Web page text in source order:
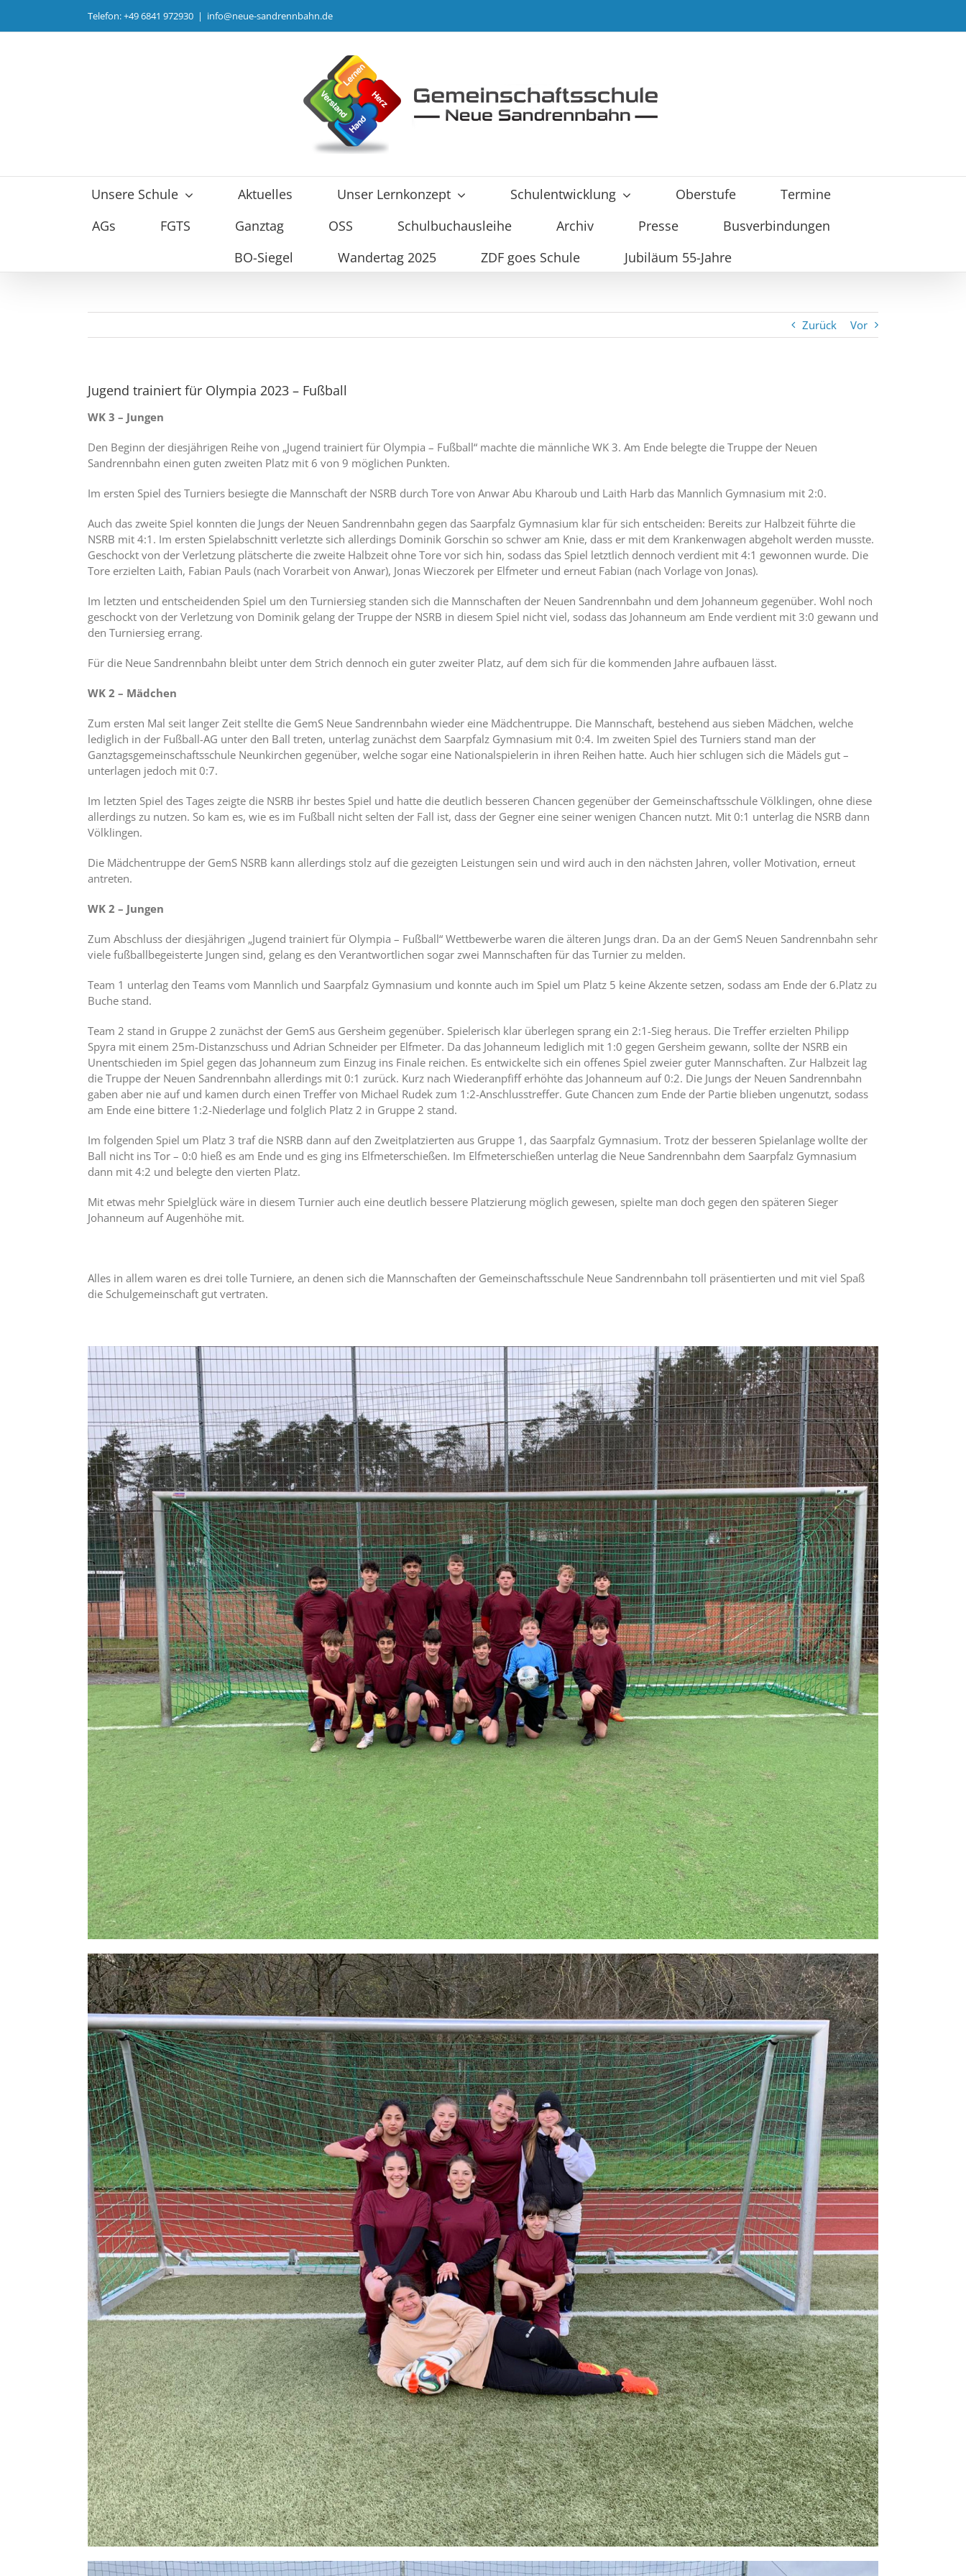
Telefon: +49 6841 972930 | info@neue-sandrennbahn.de
Unsere Schule Aktuelles Unser Lernkonzept Schulentwicklung Oberstufe
Termine
AGs
FGTS Ganztag OSS Schulbuchausleihe Archiv Presse
Busverbindungen
BO-Siegel
Wandertag 2025 ZDF goes Schule Jubiläum 55-Jahre
Zurück Vor
Jugend trainiert für Olympia 2023 – Fußball
WK 3 – Jungen
Den Beginn der diesjährigen Reihe von „Jugend trainiert für Olympia – Fußball“ machte die männliche WK 3. Am Ende belegte die Truppe der Neuen
Sandrennbahn einen guten zweiten Platz mit 6 von 9 möglichen Punkten.
Im ersten Spiel des Turniers besiegte die Mannschaft der NSRB durch Tore von Anwar Abu Kharoub und Laith Harb das Mannlich Gymnasium mit 2:0.
Auch das zweite Spiel konnten die Jungs der Neuen Sandrennbahn gegen das Saarpfalz Gymnasium klar für sich entscheiden: Bereits zur Halbzeit führte die
NSRB mit 4:1. Im ersten Spielabschnitt verletzte sich allerdings Dominik Gorschin so schwer am Knie, dass er mit dem Krankenwagen abgeholt werden musste.
Geschockt von der Verletzung plätscherte die zweite Halbzeit ohne Tore vor sich hin, sodass das Spiel letztlich dennoch verdient mit 4:1 gewonnen wurde. Die
Tore erzielten Laith, Fabian Pauls (nach Vorarbeit von Anwar), Jonas Wieczorek per Elfmeter und erneut Fabian (nach Vorlage von Jonas).
Im letzten und entscheidenden Spiel um den Turniersieg standen sich die Mannschaften der Neuen Sandrennbahn und dem Johanneum gegenüber. Wohl noch
geschockt von der Verletzung von Dominik gelang der Truppe der NSRB in diesem Spiel nicht viel, sodass das Johanneum am Ende verdient mit 3:0 gewann und
den Turniersieg errang.
Für die Neue Sandrennbahn bleibt unter dem Strich dennoch ein guter zweiter Platz, auf dem sich für die kommenden Jahre aufbauen lässt.
WK 2 – Mädchen
Zum ersten Mal seit langer Zeit stellte die GemS Neue Sandrennbahn wieder eine Mädchentruppe. Die Mannschaft, bestehend aus sieben Mädchen, welche
lediglich in der Fußball-AG unter den Ball treten, unterlag zunächst dem Saarpfalz Gymnasium mit 0:4. Im zweiten Spiel des Turniers stand man der
Ganztagsgemeinschaftsschule Neunkirchen gegenüber, welche sogar eine Nationalspielerin in ihren Reihen hatte. Auch hier schlugen sich die Mädels gut –
unterlagen jedoch mit 0:7.
Im letzten Spiel des Tages zeigte die NSRB ihr bestes Spiel und hatte die deutlich besseren Chancen gegenüber der Gemeinschaftsschule Völklingen, ohne diese
allerdings zu nutzen. So kam es, wie es im Fußball nicht selten der Fall ist, dass der Gegner eine seiner wenigen Chancen nutzt. Mit 0:1 unterlag die NSRB dann
Völklingen.
Die Mädchentruppe der GemS NSRB kann allerdings stolz auf die gezeigten Leistungen sein und wird auch in den nächsten Jahren, voller Motivation, erneut
antreten.
WK 2 – Jungen
Zum Abschluss der diesjährigen „Jugend trainiert für Olympia – Fußball“ Wettbewerbe waren die älteren Jungs dran. Da an der GemS Neuen Sandrennbahn sehr
viele fußballbegeisterte Jungen sind, gelang es den Verantwortlichen sogar zwei Mannschaften für das Turnier zu melden.
Team 1 unterlag den Teams vom Mannlich und Saarpfalz Gymnasium und konnte auch im Spiel um Platz 5 keine Akzente setzen, sodass am Ende der 6.Platz zu
Buche stand.
Team 2 stand in Gruppe 2 zunächst der GemS aus Gersheim gegenüber. Spielerisch klar überlegen sprang ein 2:1-Sieg heraus. Die Treffer erzielten Philipp
Spyra mit einem 25m-Distanzschuss und Adrian Schneider per Elfmeter. Da das Johanneum lediglich mit 1:0 gegen Gersheim gewann, sollte der NSRB ein
Unentschieden im Spiel gegen das Johanneum zum Einzug ins Finale reichen. Es entwickelte sich ein offenes Spiel zweier guter Mannschaften. Zur Halbzeit lag
die Truppe der Neuen Sandrennbahn allerdings mit 0:1 zurück. Kurz nach Wiederanpfiff erhöhte das Johanneum auf 0:2. Die Jungs der Neuen Sandrennbahn
gaben aber nie auf und kamen durch einen Treffer von Michael Rudek zum 1:2-Anschlusstreffer. Gute Chancen zum Ende der Partie blieben ungenutzt, sodass
am Ende eine bittere 1:2-Niederlage und folglich Platz 2 in Gruppe 2 stand.
Im folgenden Spiel um Platz 3 traf die NSRB dann auf den Zweitplatzierten aus Gruppe 1, das Saarpfalz Gymnasium. Trotz der besseren Spielanlage wollte der
Ball nicht ins Tor – 0:0 hieß es am Ende und es ging ins Elfmeterschießen. Im Elfmeterschießen unterlag die Neue Sandrennbahn dem Saarpfalz Gymnasium
dann mit 4:2 und belegte den vierten Platz.
Mit etwas mehr Spielglück wäre in diesem Turnier auch eine deutlich bessere Platzierung möglich gewesen, spielte man doch gegen den späteren Sieger
Johanneum auf Augenhöhe mit.
Alles in allem waren es drei tolle Turniere, an denen sich die Mannschaften der Gemeinschaftsschule Neue Sandrennbahn toll präsentierten und mit viel Spaß
die Schulgemeinschaft gut vertraten.